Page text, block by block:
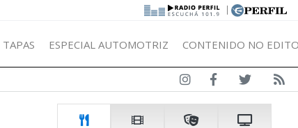
|
TAPAS ESPECIAL AUTOMOTRIZ CONTENIDO NO